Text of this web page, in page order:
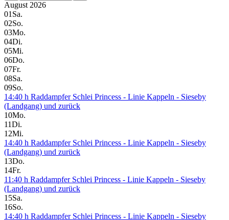
August 2026
01 Sa.
02So.
03Mo.
04Di.
05Mi.
06Do.
07Fr.
08Sa.
09So.
14:40 h Raddampfer Schlei Princess - Linie Kappeln - Sieseby
(Landgang) und zurück
10Mo.
11Di.
12Mi.
14:40 h Raddampfer Schlei Princess - Linie Kappeln - Sieseby
(Landgang) und zurück
13Do.
14Fr.
11:40 h Raddampfer Schlei Princess - Linie Kappeln - Sieseby
(Landgang) und zurück
15Sa.
16So.
14:40 h Raddampfer Schlei Princess - Linie Kappeln - Sieseby